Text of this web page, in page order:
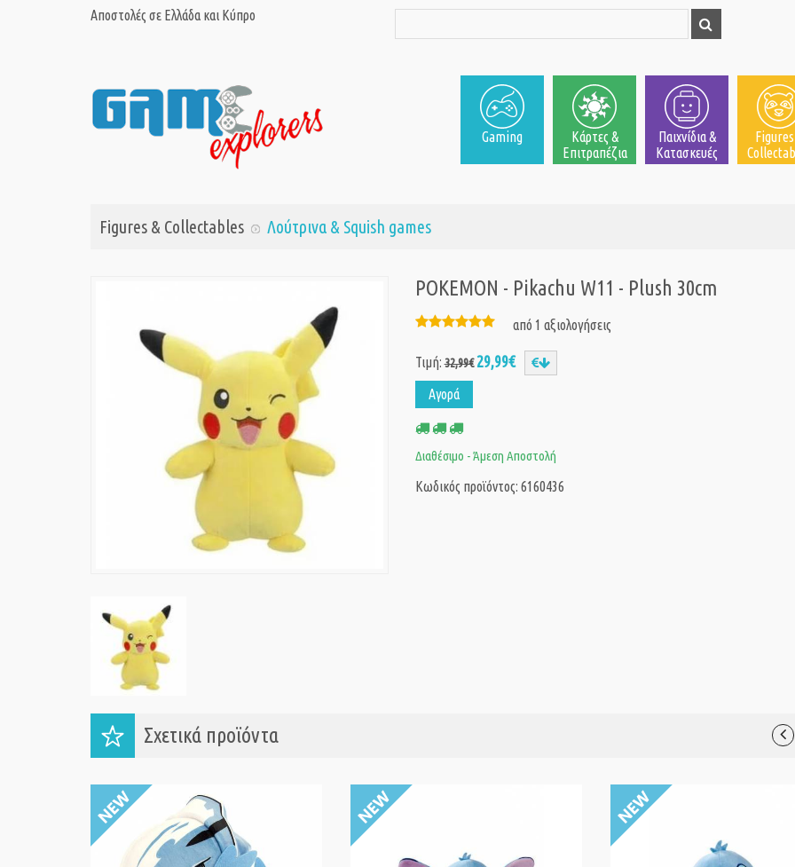
Αποστολές σε Ελλάδα και Κύπρο
Gaming
Κάρτες &
Επιτραπέζια
Παιχνίδια &
Κατασκευές
Figures & Collectables Λούτρινα & Squish games
POKEMON - Pikachu W11 - Plush 30cm
από 1 αξιολογήσεις
Τιμή:32,99€ 29,99€
Αγορά
Διαθέσιμο - Άμεση Αποστολή
Κωδικός προϊόντος: 6160436
Σχετικά προϊόντα